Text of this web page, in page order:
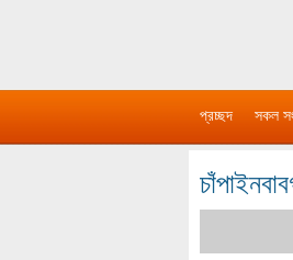
প্রচ্ছদ সকল